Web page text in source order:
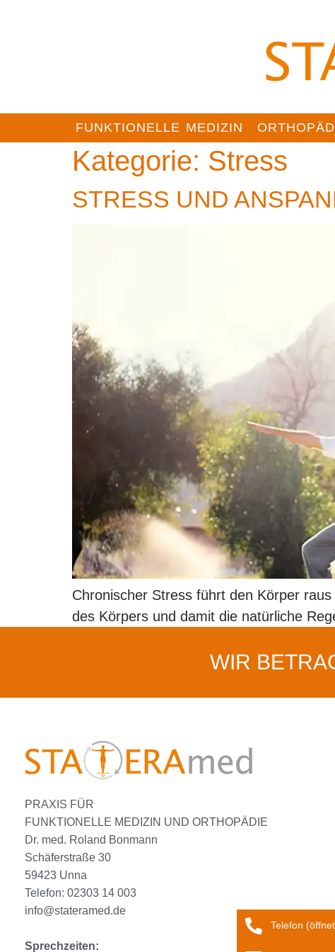
FUNKTIONELLE MEDIZIN
Kategorie: Stress
STRESS UND
Chronischer Stress führt den Körper
des Körpers und damit die natürliche
WIR
PRAXIS FÜR
FUNKTIONELLE MEDIZIN UND ORTHOPÄDIE
Dr. med. Roland Bonmann
Schäferstraße 30
59423 Unna
Telefon: 02303 14 003
info@stateramed.de
Sprechzeiten:
Telefon